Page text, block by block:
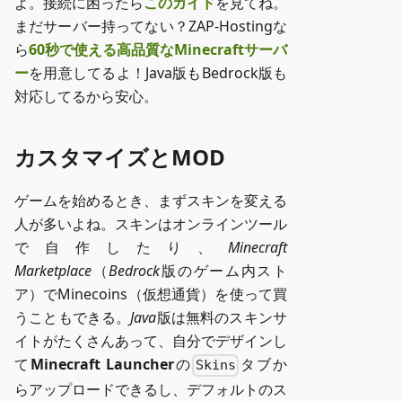
まだサーバー持ってない？ZAP-Hostingな
ら60秒で使える高品質なMinecraftサーバ
ーを用意してるよ！Java版もBedrock版も
対応してるから安心。
カスタマイズとMOD
ゲームを始めるとき、まずスキンを変える
人が多いよね。スキンはオンラインツール
で自作したり、 Minecraft
Marketplace （Bedrock版のゲーム内スト
ア）でMinecoins（仮想通貨）を使って買
うこともできる。Java版は無料のスキンサ
イトがたくさんあって、自分でデザインし
て Minecraft Launcherの Skins タブか
らアップロードできるし、デフォルトのス